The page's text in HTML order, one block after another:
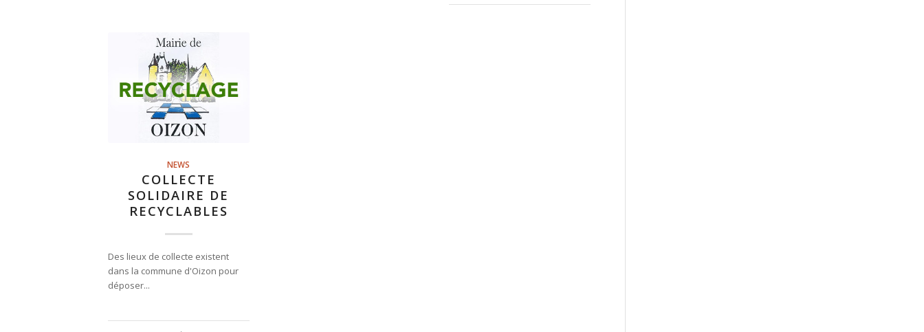
NEWS
COLLECTE
SOLIDAIRE DE
RECYCLABLES
Des lieux de collecte existent
dans la commune d'Oizon pour
déposer...